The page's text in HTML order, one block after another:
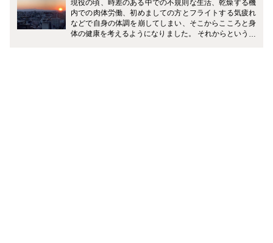
現役の頃、時差のある中での不規則な生活、乾燥する機
内での肉体労働、初めましての方とフライトする気疲れ
などで自身の体調を崩してしまい、そこからこころと身
体の健康を考えるようになりました。 それからというも